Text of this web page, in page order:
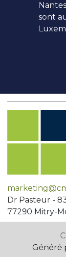
sont
Dr Pasteur -
77290 Mitry-
Généré